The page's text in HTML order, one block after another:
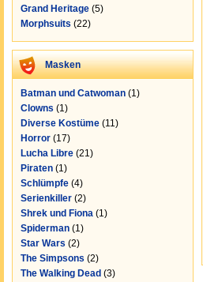
Grand Heritage (5)
Morphsuits (22)
Masken
Batman und Catwoman (1)
Clowns (1)
Diverse Kostüme (11)
Horror (17)
Lucha Libre (21)
Piraten (1)
Schlümpfe (4)
Serienkiller (2)
Shrek und Fiona (1)
Spiderman (1)
Star Wars (2)
The Simpsons (2)
The Walking Dead (3)